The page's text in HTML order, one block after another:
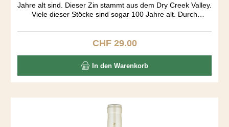
Jahre alt sind. Dieser Zin stammt aus dem Dry Creek Valley.
Viele dieser Stöcke sind sogar 100 Jahre alt. Durch
kleinen Bäumen als dem klassischen Rebstock.
Bewässerung haben diese Stöcke nicht nötig, „dry farming“.
sehr konzentriert. Must have wine.
Regulärer Preis:
CHF 29.00
In den Warenkorb